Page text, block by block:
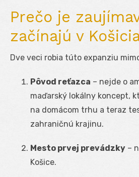
Prečo je
začínajú v
Dve veci robia túto expanziu
Pôvod reťazca – nejde o
maďarský lokálny koncept,
na domácom trhu a teraz
zahraničnú krajinu.
Mesto prvej prevádzky –
Košice.